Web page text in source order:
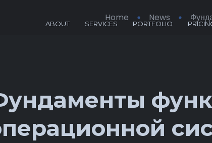
ABOUT SERVICES PORTFOLIO
Home News